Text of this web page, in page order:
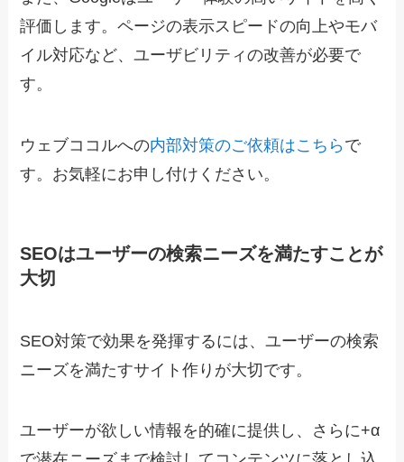
評価します。ページの表示スピードの向上やモバ
イル対応など、ユーザビリティの改善が必要で
す。
ウェブココルへの内部対策のご依頼はこちら で
す。お気軽にお申し付けください。
SEOはユーザーの検索ニーズを満たすことが
大切
SEO対策で効果を発揮するには、ユーザーの検索
ニーズを満たすサイト作りが大切です。
ユーザーが欲しい情報を的確に提供し、さらに+α